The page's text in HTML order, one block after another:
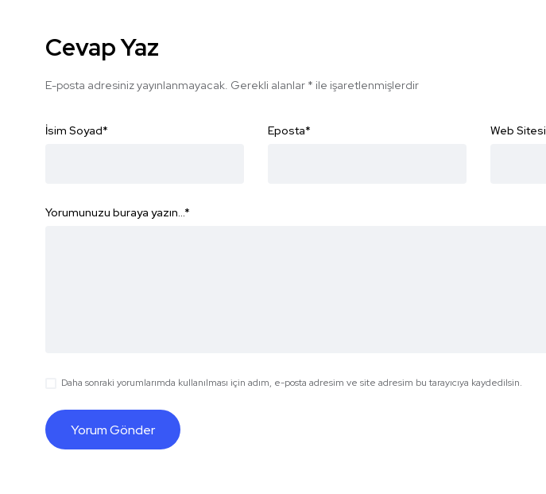
Cevap Yaz
E-posta adresiniz yayınlanmayacak. Gerekli alanlar * ile işaretlenmişlerdir
İsim Soyad* Eposta* Web Sitesi
Yorumunuzu buraya yazın...*
Daha sonraki yorumlarımda kullanılması için adım, e-posta adresim ve site adresim bu tarayıcıya kaydedilsin.